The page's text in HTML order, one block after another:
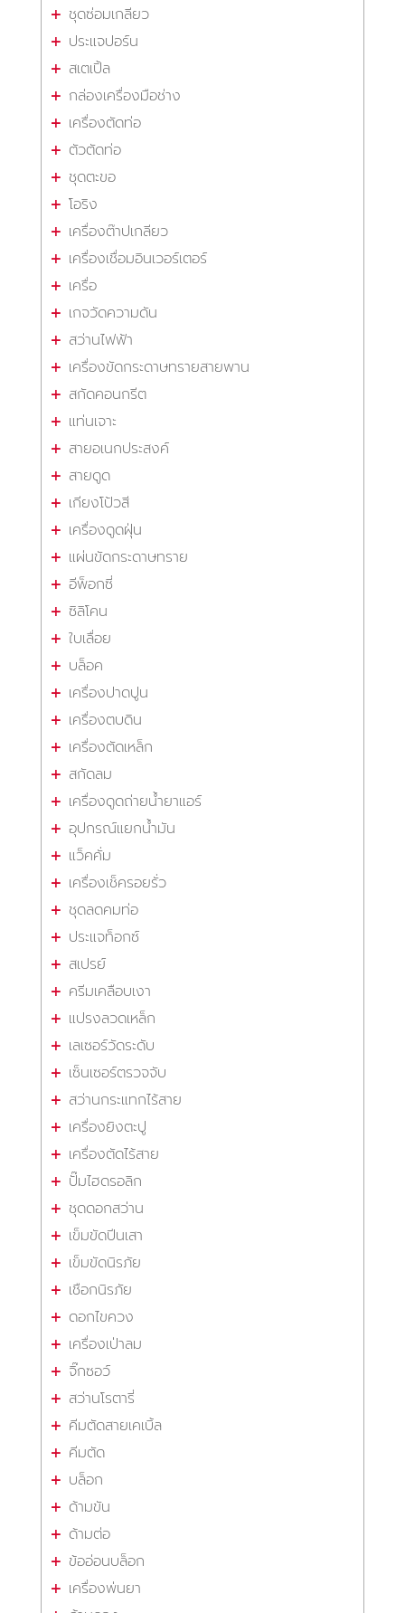
ชุดซ่อมเกลียว
ประแจปอร์น
สเตเปิ้ล
กล่องเครื่องมือช่าง
เครื่องตัดท่อ
ตัวตัดท่อ
ชุดตะขอ
โอริง
เครื่องต๊าปเกลียว
เครื่องเชื่อมอินเวอร์เตอร์
เครื่อ
เกจวัดความดัน
สว่านไฟฟ้า
เครื่องขัดกระดาษทรายสายพาน
สกัดคอนกรีต
แท่นเจาะ
สายอเนกประสงค์
สายดูด
เกียงโป้วสี
เครื่องดูดฝุ่น
แผ่นขัดกระดาษทราย
อีพ็อกซี่
ซิลิโคน
ใบเลื่อย
บล็อค
เครื่องปาดปูน
เครื่องตบดิน
เครื่องตัดเหล็ก
สกัดลม
เครื่องดูดถ่ายน้ำยาแอร์
อุปกรณ์แยกน้ำมัน
แว็คคั่ม
เครื่องเช็ครอยรั่ว
ชุดลดคมท่อ
ประแจท็อกซ์
สเปรย์
ครีมเคลือบเงา
แปรงลวดเหล็ก
เลเซอร์วัดระดับ
เซ็นเซอร์ตรวจจับ
สว่านกระแทกไร้สาย
เครื่องยิงตะปู
เครื่องตัดไร้สาย
ปั๊มไฮดรอลิก
ชุดดอกสว่าน
เข็มขัดปีนเสา
เข็มขัดนิรภัย
เชือกนิรภัย
ดอกไขควง
เครื่องเป่าลม
จิ๊กซอว์
สว่านโรตารี่
คีมตัดสายเคเบิ้ล
คีมตัด
บล็อก
ด้ามขัน
ด้ามต่อ
ข้ออ่อนบล็อก
เครื่องพ่นยา